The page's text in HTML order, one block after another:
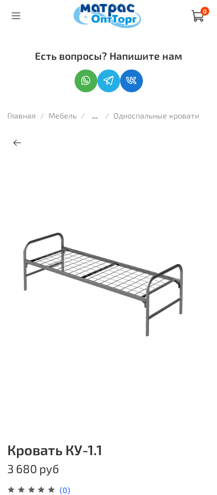
0
Главная Мебель Односпальные кровати
(0)
Кровать КУ-1.1
3 680 руб
Есть вопросы? Напишите нам